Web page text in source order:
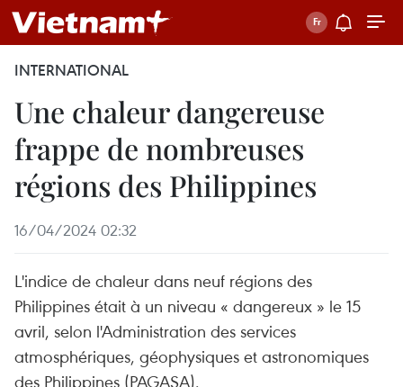
INTERNATIONAL
Une chaleur dangereuse
frappe de nombreuses
régions des Philippines
16/04/2024 02:32
L'indice de chaleur dans neuf régions des
Philippines était à un niveau « dangereux » le 15
avril, selon l'Administration des services
atmosphériques, géophysiques et astronomiques
des Philippines (PAGASA).